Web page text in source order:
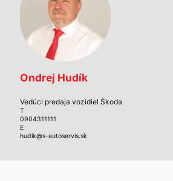
Ondrej Hudík
Vedúci predaja vozidiel Škoda
T
0904311111
E
hudik@s-autoservis.sk